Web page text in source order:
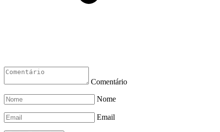
Comentário
Nome
Email